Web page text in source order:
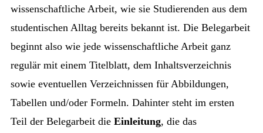
wissenschaftliche Arbeit, wie sie Studierenden aus dem
studentischen Alltag bereits bekannt ist. Die Belegarbeit
beginnt also wie jede wissenschaftliche Arbeit ganz
regulär mit einem Titelblatt, dem Inhaltsverzeichnis
sowie eventuellen Verzeichnissen für Abbildungen,
Tabellen und/oder Formeln. Dahinter steht im ersten
Teil der Belegarbeit die Einleitung, die das